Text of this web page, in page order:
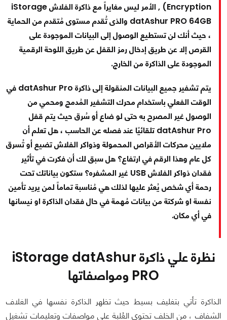
Encryption) , الأمر ليس مغايراً مع ذاكرة الفلاش iStorage
datAshur PRO 64GB والذى تُقدم مستوى مُتقدم من الحماية
، حيث أنك لن تستطيع الوصول إلى البيانات الموجودة على
القرص إلا عن طريق إدخال رمز القفل عن طريق اللوحة الرقمية
الموجودة على الذاكرة من الخارج.
يتم تشفير جميع البيانات المنقولة إلى ذاكرة datAshur Pro في
الوقت الفعلي باستخدام محرك التشفير المُدمج ومحمي من
الوصول غير المصرح به حتى لو ضاع أو سُرق حيث يتم قفل
datAshur Pro تلقائيًا عند فصله عن الحاسب ، هل تعلم أن
ملايين محركات الأقراص المحمولة وذواكر الفلاش تضيع أو تُسرق
كل عام وهذا الرقم في ارتفاع؟ هل سبق لك أن فكرت في تأثير
فقدان ذواكر الفلاش USB غير المشفره؟ ستكون بياناتك تحت
رحمة أي شخص يُعثر عليها لذلك هي مُناسبة تماماً لمن يريد تأمين
نفسة او شركتة من بيانات مُهمة في حال فقدان الذاكرة او نيسانها
في أي مكان.
نظرة علي ذاكرة iStorage datAshur
PRO ومواصفاتها
الذاكرة تأتي بتغليف بسيط حيث تظهر الذاكرة نفسها في الغلاف
الشفاف ، من الخلف تحتوي العُلبة علي مواصفات وتعليمات تشغيل